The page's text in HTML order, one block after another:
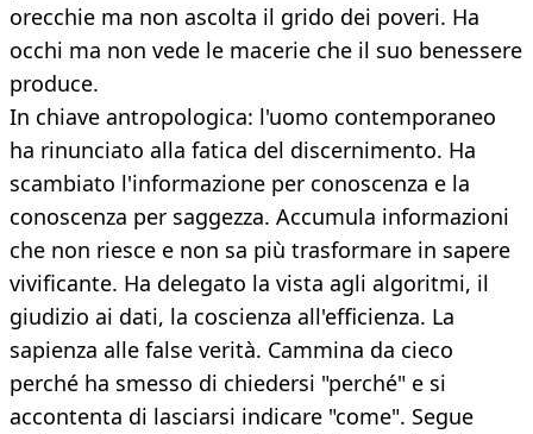
orecchie ma non ascolta il grido dei poveri. Ha
occhi ma non vede le macerie che il suo benessere
produce.
In chiave antropologica: l'uomo contemporaneo
ha rinunciato alla fatica del discernimento. Ha
scambiato l'informazione per conoscenza e la
conoscenza per saggezza. Accumula informazioni
che non riesce e non sa più trasformare in sapere
vivificante. Ha delegato la vista agli algoritmi, il
giudizio ai dati, la coscienza all'efficienza. La
sapienza alle false verità. Cammina da cieco
perché ha smesso di chiedersi "perché" e si
accontenta di lasciarsi indicare "come". Segue